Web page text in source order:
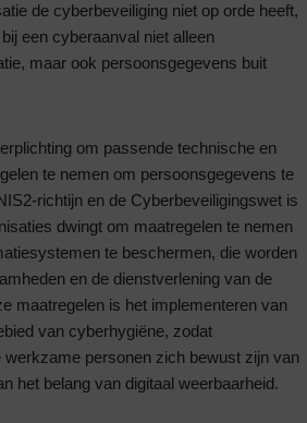
de cyberbeveiliging niet op orde heeft,
een cyberaanval niet alleen
maar ook persoonsgegevens buit
om passende technische en
te nemen om persoonsgegevens te
richtijn en de Cyberbeveiligingswet is
dwingt om maatregelen te nemen
te beschermen, die worden
en de dienstverlening van de
maatregelen is het implementeren van
van cyberhygiëne, zodat
personen zich bewust zijn van
het belang van digitaal weerbaarheid.